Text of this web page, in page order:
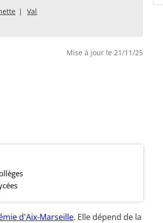
Val
Mise à jour le 21/11/25
d'Aix-Marseille. Elle dépend de la